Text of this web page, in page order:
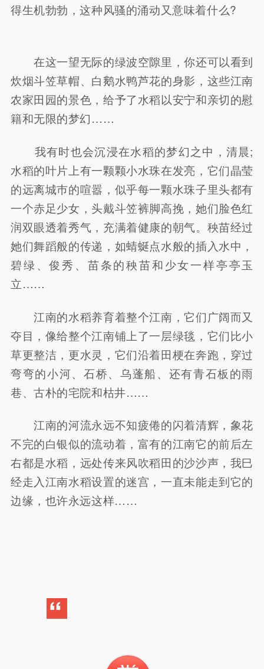
得生机勃勃，这种风骚的涌动又意味着什么?
在这一望无际的绿波空隙里，你还可以看到
炊烟斗笠草帽、白鹅水鸭芦花的身影，这些江南
农家田园的景色，给予了水稻以安宁和亲切的慰
籍和无限的梦幻……
我有时也会沉浸在水稻的梦幻之中，清晨;
水稻的叶片上有一颗颗小水珠在发亮，它们晶莹
的远离城巿的喧嚣，似乎每一颗水珠子里头都有
一个赤足少女，头戴斗笠裤脚高挽，她们脸色红
润双眼透着秀气，充满着健康的朝气。秧苗经过
她们舞蹈般的传递，如蜻蜒点水般的插入水中，
碧绿、俊秀、苗条的秧苗和少女一样亭亭玉
立……
江南的水稻养育着整个江南，它们广阔而又
夺目，像给整个江南铺上了一层绿毯，它们比小
草更整洁，更水灵，它们沿着田梗在奔跑，穿过
弯弯的小河、石桥、乌蓬船、还有青石板的雨
巷、古朴的宅院和枯井……
江南的河流永远不知疲倦的闪着清辉，象花
不完的白银似的流动着，富有的江南它的前后左
右都是水稻，远处传来风吹稻田的沙沙声，我巳
经走入江南水稻设置的迷宫，一直未能走到它的
边缘，也许永远这样……